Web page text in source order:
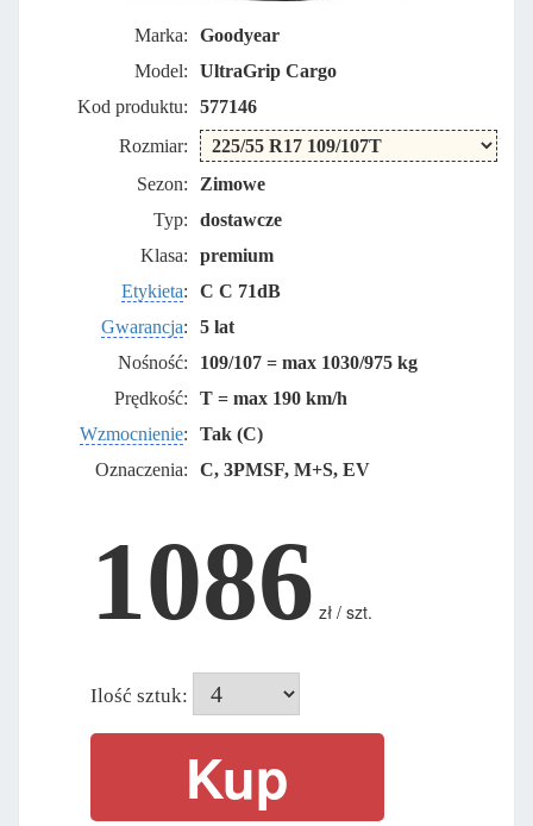
Marka:
Goodyear
Model:
UltraGrip Cargo
Kod produktu:
577146
Rozmiar:
Sezon:
Zimowe
Typ:
dostawcze
Klasa:
premium
Etykieta:
C C 71dB
Gwarancja:
5 lat
Nośność:
109/107 = max 1030/975 kg
Prędkość:
T = max 190 km/h
Wzmocnienie:
Tak (C)
Oznaczenia:
C, 3PMSF, M+S, EV
1086 zł / szt.
Ilość sztuk: